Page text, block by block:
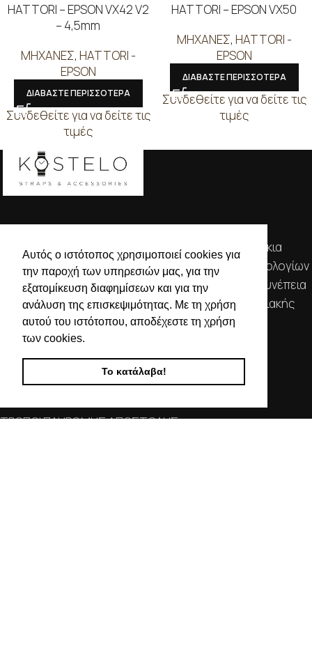
Αυτός ο ιστότοπος χρησιμοποιεί cookies για
την παροχή των υπηρεσιών μας, για την
εξατομίκευση διαφημίσεων και για την
ανάλυση της επισκεψιμότητας. Με τη χρήση
αυτού του ιστότοπου, αποδέχεστε τη χρήση
των cookies.
Το κατάλαβα!
HATTORI – EPSON VX42 V2
– 4,5mm
ΜΗΧΑΝΕΣ, HATTORI -
EPSON
ΔΙΑΒΑΣΤΕ ΠΕΡΙΣΣΟΤΕΡΑ
Συνδεθείτε για να δείτε τις
τιμές
HATTORI – EPSON VX50
ΜΗΧΑΝΕΣ, HATTORI -
EPSON
ΔΙΑΒΑΣΤΕ ΠΕΡΙΣΣΟΤΕΡΑ
Συνδεθείτε για να δείτε τις
τιμές
Απευθυνόμενοι σε εμπόρους, διαθέτουμε λουράκια
ρολογιών, μπρασελέ, μπαταρίες, μηχανισμούς ωρολογίων
& εργαλεία αρίστης ποιότητας. Η αξιοπιστία & η συνέπεια
αποτελούν τα κύρια χαρακτηριστικά της οικογενειακής
επιχείρησής μας.
ΕΠΙΚΟΙΝΩΝΙΑ
ΤΡΟΠΟΙ ΠΛΗΡΩΜΗΣ ΑΠΟΣΤΟΛΗΣ